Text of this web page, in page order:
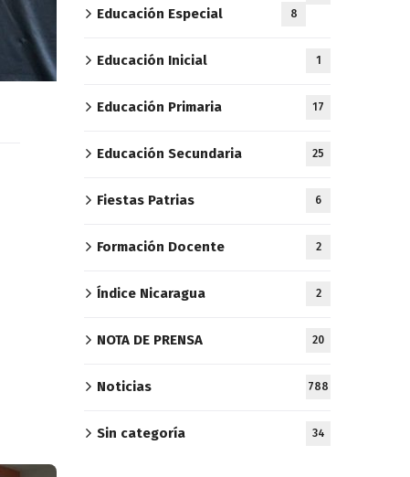
Educación Especial 8
Educación Inicial 1
Educación Primaria 17
Educación Secundaria 25
Fiestas Patrias 6
Formación Docente 2
Índice Nicaragua 2
NOTA DE PRENSA 20
Noticias 788
Sin categoría 34